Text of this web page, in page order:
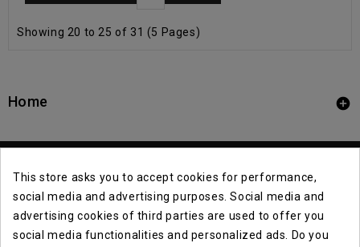
Showing 20 to 25 of 31 (5 Pages)
Home 
This store asks you to accept cookies for performance,
social media and advertising purposes. Social media and
advertising cookies of third parties are used to offer you
social media functionalities and personalized ads. Do you